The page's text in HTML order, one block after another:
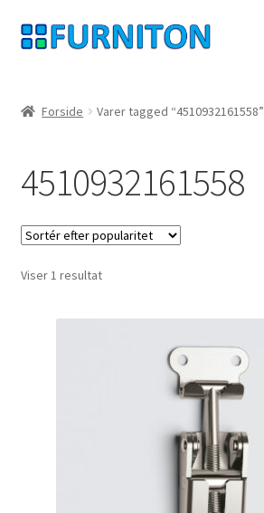
Spring
til
Spring
til
privatliv
fortrydelsesret
Kontakt
Forside Varer tagged “4510932161558”
4510932161558
Viser 1 resultat